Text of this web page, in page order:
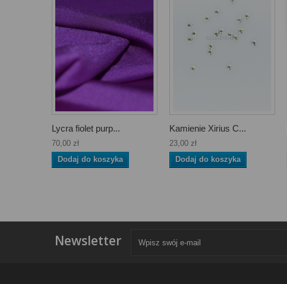
Lycra fiolet purp...
70,00 zł
Dodaj do koszyka
Kamienie Xirius C...
23,00 zł
Dodaj do koszyka
Newsletter